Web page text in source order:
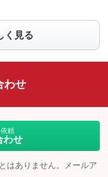
カメラ
し
し
ール
し
し
く見る
わせ
頼
わせ
はありません。メールア